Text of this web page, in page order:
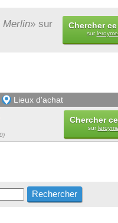
Merlin» sur
Chercher
sur
Lieux d'achat
Chercher
sur